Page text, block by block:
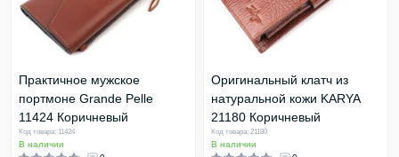
Практичное мужское
портмоне Grande Pelle
11424 Коричневый
Код товара: 11424
В наличии
Оригинальный клатч из
натуральной кожи KARYA
21180 Коричневый
Код товара: 21180
В наличии